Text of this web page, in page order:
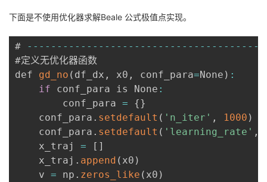
下面是不使用优化器求解Beale 公式极值点实现。
# -- -- -- -- -- -- -- -- -- -- -- -- -- -- -- -- -- -- -- --
#定义无优化器函数
def gd_no ( df_dx , x0 , conf_para=None ) :
if conf_para is None :
        conf_para
= {}
    conf_para
. setdefault ( 'n_iter' , 1000 )
    conf_para
. setdefault ( 'learning_rate' ,
    x_traj
= [ ]
    x_traj
. append ( x0 )
    v
= np . zeros_like ( x0 )